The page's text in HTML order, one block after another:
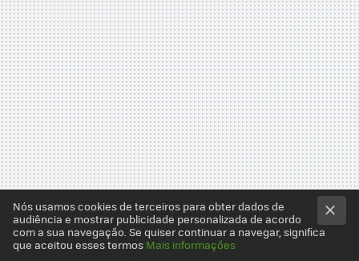
Nós usamos cookies de terceiros para obter dados de
audiência e mostrar publicidade personalizada de acordo
com a sua navegação. Se quiser continuar a navegar, significa
que aceitou esses termos Mais informações